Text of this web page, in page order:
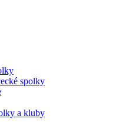
spolky
a kluby